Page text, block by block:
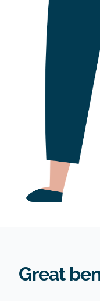
Great